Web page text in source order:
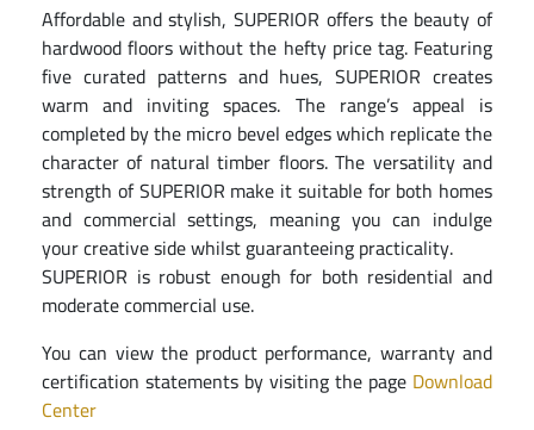
Affordable and stylish, SUPERIOR offers the beauty of
hardwood floors without the hefty price tag. Featuring
five curated patterns and hues, SUPERIOR creates
warm and inviting spaces. The range’s appeal is
completed by the micro bevel edges which replicate the
character of natural timber floors. The versatility and
strength of SUPERIOR make it suitable for both homes
and commercial settings, meaning you can indulge
your creative side whilst guaranteeing practicality.
SUPERIOR is robust enough for both residential and
moderate commercial use.
You can view the product performance, warranty and
certification statements by visiting the page Download
Center